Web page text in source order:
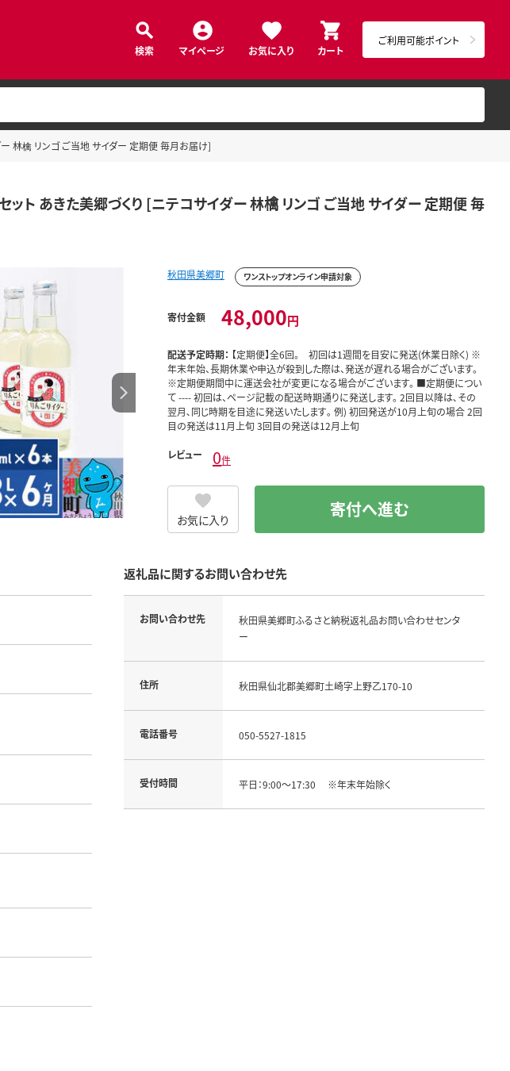
検索 マイページ お気に入り カート
ご利用可能ポイント
林檎 リンゴ ご当地 サイダー 定期便 毎月お届け]
ト あきた美郷づくり [ニテコサイダー 林檎 リンゴ ご当地 サイダー 定期便 毎
秋田県美郷町 ワンストップオンライン申請対象
寄付金額 48,000円
配送予定時期： 【定期便】全6回。 初回は1週間を目安に発送(休業日除く) ※
年末年始、長期休業や申込が殺到した際は、発送が遅れる場合がございます。
※定期便期間中に運送会社が変更になる場合がございます。 ■定期便につい
て ---- 初回は、ページ記載の配送時期通りに発送します。 2回目以降は､その
翌月､同じ時期を目途に発送いたします｡ 例) 初回発送が10月上旬の場合 2回
目の発送は11月上旬 3回目の発送は12月上旬
レビュー 0件
お気に入り 寄付へ進む
返礼品に関するお問い合わせ先
お問い合わせ先
秋田県美郷町ふるさと納税返礼品お問い合わせセンタ
ー
住所 秋田県仙北郡美郷町土崎字上野乙170-10
電話番号 050-5527-1815
受付時間 平日：9:00～17:30 ※年末年始除く